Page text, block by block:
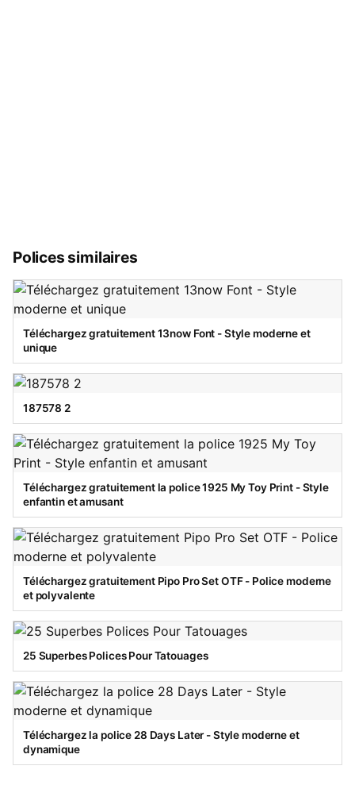
Polices similaires
Téléchargez gratuitement 13now Font - Style moderne et
unique
187578 2
Téléchargez gratuitement la police 1925 My Toy Print - Style
enfantin et amusant
Téléchargez gratuitement Pipo Pro Set OTF - Police moderne
et polyvalente
25 Superbes Polices Pour Tatouages
Téléchargez la police 28 Days Later - Style moderne et
dynamique